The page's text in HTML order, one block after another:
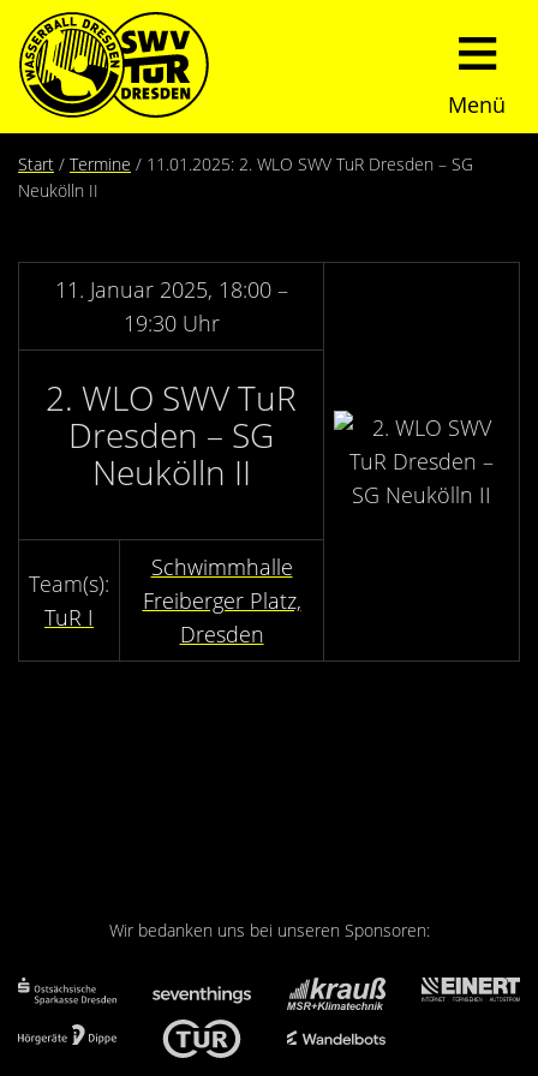
Menü
Start
Über uns
Trainingszeiten
Sommerturnier
Presseberichte
Fotos
Videos
Bekleidung
Termine
News
Nachwuchs
Fundraising
Kontakt
Start Termine
11.01.2025: 2. WLO SWV TuR Dresden – SG
Neukölln II
11. Januar 2025, 18:00 –
19:30 Uhr
2. WLO SWV TuR
Dresden – SG
Neukölln II
TuR I
Schwimmhalle
Freiberger Platz,
Dresden
Wir bedanken uns bei unseren Sponsoren: